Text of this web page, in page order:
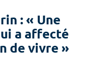
: « Une
a affecté
de vivre »